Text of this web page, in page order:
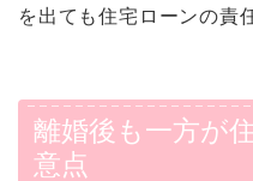
を出ても住宅ローンの責
離婚後も一方が
意点